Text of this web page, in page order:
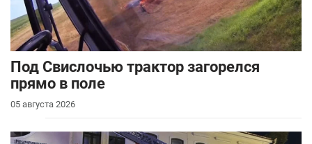
Под Свислочью трактор загорелся
прямо в поле
05 августа 2026